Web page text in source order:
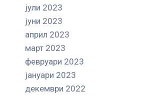
јули 2023
јуни 2023
април 2023
март 2023
февруари 2023
јануари 2023
декември 2022